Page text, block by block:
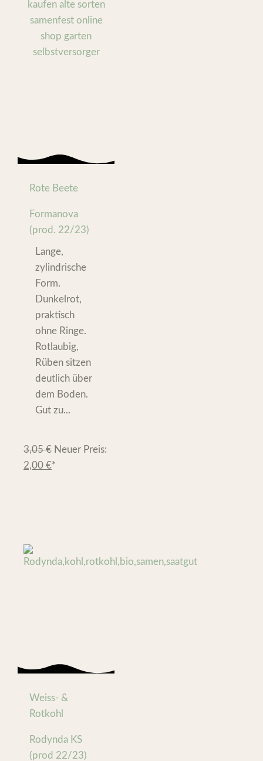
Rote Beete
Formanova
(prod. 22/23)
Lange,
zylindrische
Form.
Dunkelrot,
praktisch
ohne Ringe.
Rotlaubig,
Rüben sitzen
deutlich über
dem Boden.
Gut zu...
3,05€ Neuer Preis:
2,00 €*
Weiss- &
Rotkohl
Rodynda KS
(prod 22/23)